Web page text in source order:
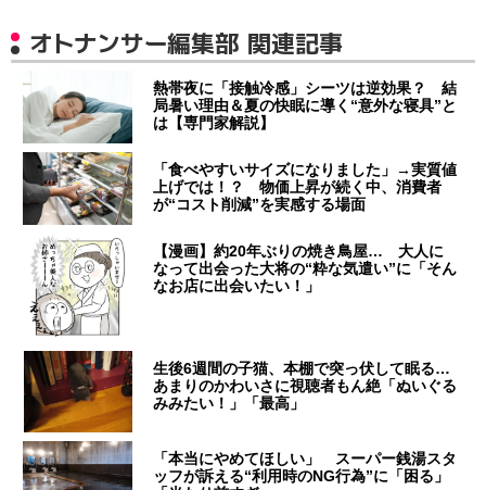
オトナンサー編集部 関連記事
熱帯夜に「接触冷感」シーツは逆効果？ 結
局暑い理由＆夏の快眠に導く“意外な寝具”と
は【専門家解説】
「食べやすいサイズになりました」→実質値
上げでは！？ 物価上昇が続く中、消費者
が“コスト削減”を実感する場面
【漫画】約20年ぶりの焼き鳥屋… 大人に
なって出会った大将の“粋な気遣い”に「そん
なお店に出会いたい！」
生後6週間の子猫、本棚で突っ伏して眠る…
あまりのかわいさに視聴者もん絶「ぬいぐる
みみたい！」「最高」
「本当にやめてほしい」 スーパー銭湯スタ
ッフが訴える“利用時のNG行為”に「困る」